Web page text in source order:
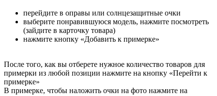
перейдите в оправы или солнцезащитные очки
выберите понравившуюся модель, нажмите посмотреть
(зайдите в карточку товара)
нажмите кнопку «Добавить к примерке»
После того, как вы отберете нужное количество товаров для
примерки из любой позиции нажмите на кнопку «Перейти к
примерке»
В примерке, чтобы наложить очки на фото нажмите на